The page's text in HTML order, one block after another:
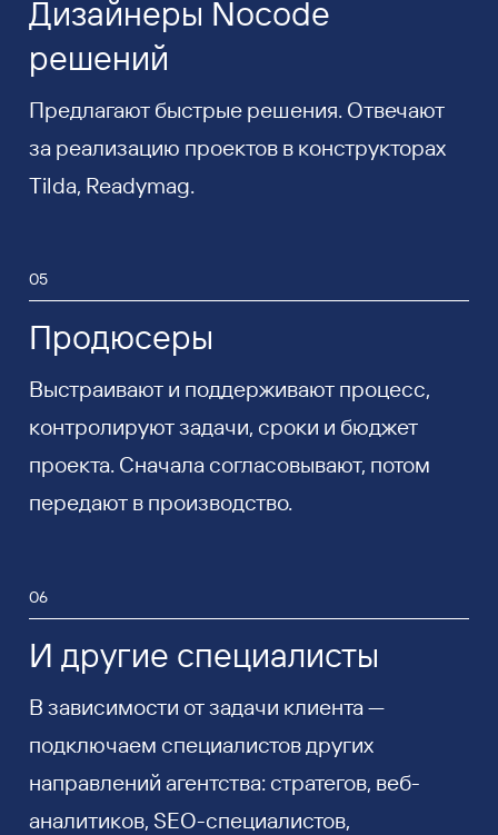
Дизайнеры Nocode
решений
Предлагают быстрые решения. Отвечают
за реализацию проектов в конструкторах
Tilda, Readymag.
05
Продюсеры
Выстраивают и поддерживают процесс,
контролируют задачи, сроки и бюджет
проекта. Сначала согласовывают, потом
передают в производство.
06
И другие специалисты
В зависимости от задачи клиента —
подключаем специалистов других
направлений агентства: стратегов, веб-
аналитиков, SEO-специалистов,